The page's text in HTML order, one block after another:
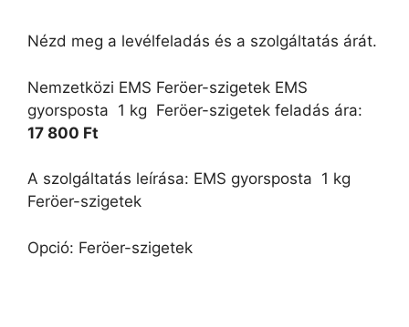
Nézd meg a levélfeladás és a szolgáltatás árát.
Nemzetközi EMS Feröer-szigetek EMS
gyorsposta  1 kg  Feröer-szigetek feladás ára:
17 800 Ft
A szolgáltatás leírása: EMS gyorsposta  1 kg 
Feröer-szigetek
Opció: Feröer-szigetek